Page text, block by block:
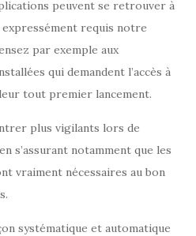
peuvent se retrouver à
requis notre
par exemple aux
qui demandent l’accès à
tout premier lancement.
plus vigilants lors de
s’assurant notamment que les
vraiment nécessaires au bon
systématique et automatique